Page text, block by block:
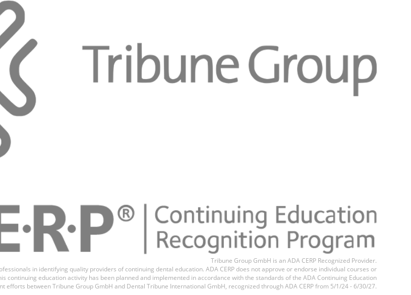
Neuroclusal.
Tribune Group GmbH is an ADA CERP Recognized Provider.
in identifying quality providers of continuing dental education. ADA CERP does not approve or endorse individual courses or
continuing education activity has been planned and implemented in accordance with the standards of the ADA Continuing Education
efforts between Tribune Group GmbH and Dental Tribune International GmbH, recognized through ADA CERP from 5/1/24 - 6/30/27.